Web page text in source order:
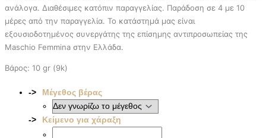
ανάλογα. Διαθέσιμες κατόπιν παραγγελίας. Παράδοση σε 4 με 10
μέρες από την παραγγελία. To κατάστημά μας είναι
εξουσιοδοτημένος συνεργάτης της επίσημης αντιπροσωπείας της
Maschio Femmina στην Ελλάδα.
Βάρος: 10 gr (9k)
Μέγεθος βέρας
Κείμενο για χάραξη